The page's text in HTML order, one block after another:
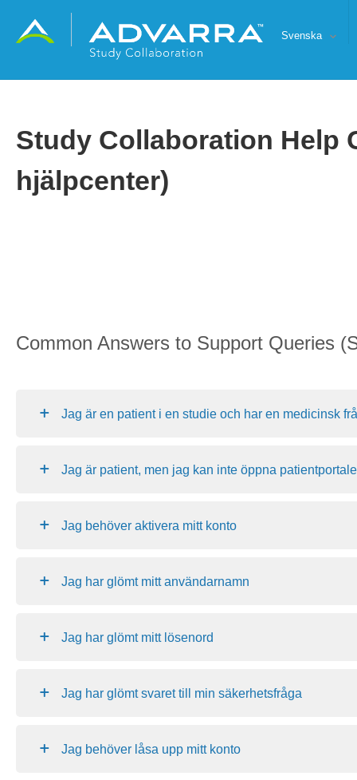
Svenska
Study Collaboration Help
hjälpcenter)
Common Answers to Support Queries
Jag är en patient i en studie och har en medicinsk
Jag är patient, men jag kan inte öppna
Jag behöver aktivera mitt konto
Jag har glömt mitt användarnamn
Jag har glömt mitt lösenord
Jag har glömt svaret till min säkerhetsfråga
Jag behöver låsa upp mitt konto